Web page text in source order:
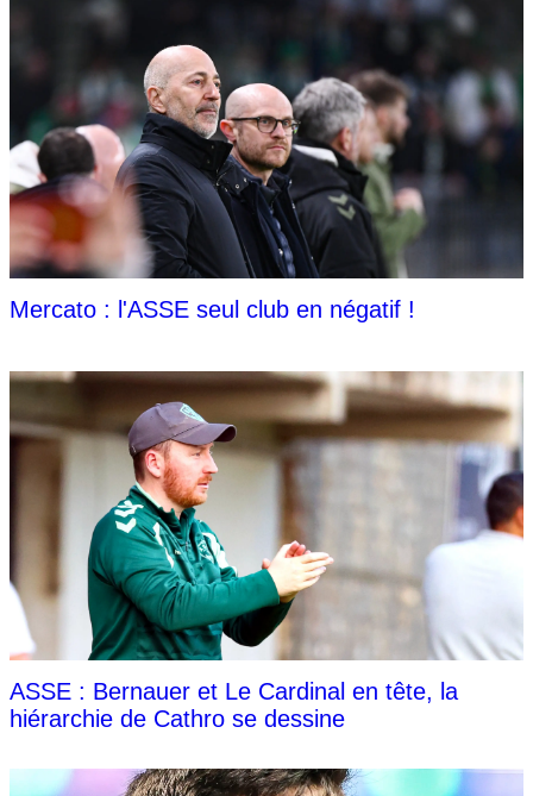
Mercato : l'ASSE seul club en négatif !
ASSE : Bernauer et Le Cardinal en tête, la
hiérarchie de Cathro se dessine